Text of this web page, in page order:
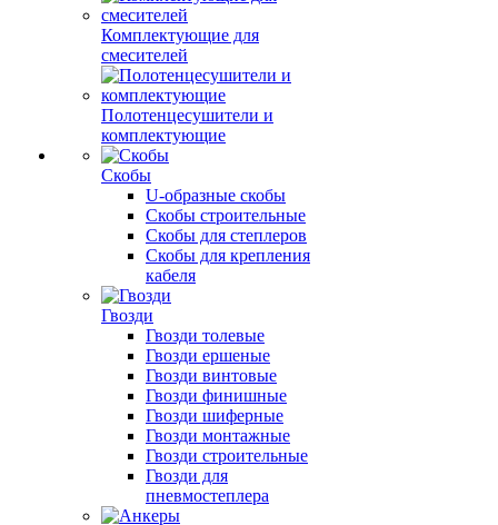
Комплектующие для
смесителей
Полотенцесушители и
комплектующие
Скобы
U-образные скобы
Скобы строительные
Скобы для степлеров
Скобы для крепления
кабеля
Гвозди
Гвозди толевые
Гвозди ершеные
Гвозди винтовые
Гвозди финишные
Гвозди шиферные
Гвозди монтажные
Гвозди строительные
Гвозди для
пневмостеплера